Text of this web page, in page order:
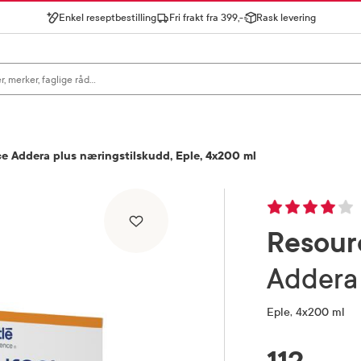
Enkel reseptbestilling Fri frakt fra 399,- Rask levering
Addera plus næringstilskudd, Eple, 4x200 ml
Eple, 4x200 ml
RABATTPROSENT